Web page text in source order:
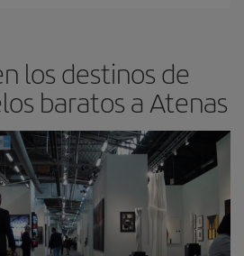
los destinos de
baratos a Atenas